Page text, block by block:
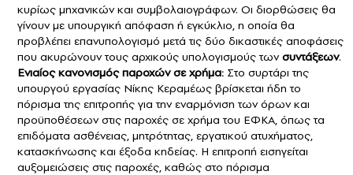
κυρίως μηχανικών και συμβολαιογράφων. Οι διορθώσεις θα
γίνουν με υπουργική απόφαση ή εγκύκλιο, η οποία θα
προβλέπει επανυπολογισμό μετά τις δύο δικαστικές αποφάσεις
που ακυρώνουν τους αρχικούς υπολογισμούς τωνσυντάξεων.
Ενιαίος κανονισμός παροχών σε χρήμα: Στο συρτάρι της
υπουργού εργασίας Νίκης Κεραμέως βρίσκεται ήδη το
πόρισμα της επιτροπής για την εναρμόνιση των όρων και
προϋποθέσεων στις παροχές σε χρήμα του ΕΦΚΑ, όπως τα
επιδόματα ασθένειας, μητρότητας, εργατικού ατυχήματος,
κατασκήνωσης και έξοδα κηδείας. Η επιτροπή εισηγείται
αυξομειώσεις στις παροχές, καθώς στο πόρισμα